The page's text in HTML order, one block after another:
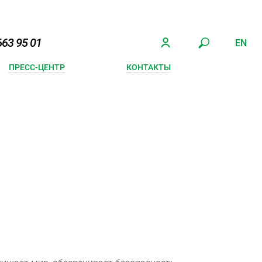
95 01 EN
ПРЕСС-ЦЕНТР КОНТАКТЫ